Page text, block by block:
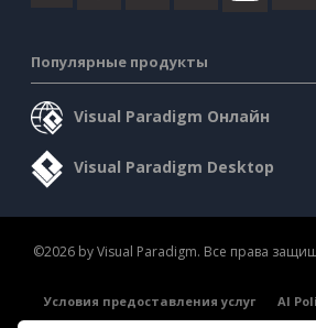
Популярные продукты
Visual Paradigm Онлайн
Visual Paradigm Desktop
©2026 by Visual Paradigm. Все права
Условия предоставления услуг
AI